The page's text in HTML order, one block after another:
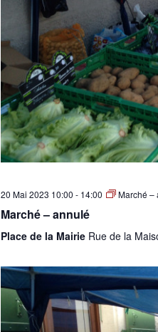
20 Mai 2023 10:00 - 14:00 Marché –
Marché – annulé
Place de la Mairie Rue de la